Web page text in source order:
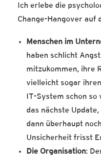
Ich erlebe die
Change-Hangover auf
Menschen im
haben schlicht
mitzukommen, ihre
vielleicht sogar
IT-System schon so
das nächste
dann überhaupt
Unsicherheit frisst
Die Organisation: